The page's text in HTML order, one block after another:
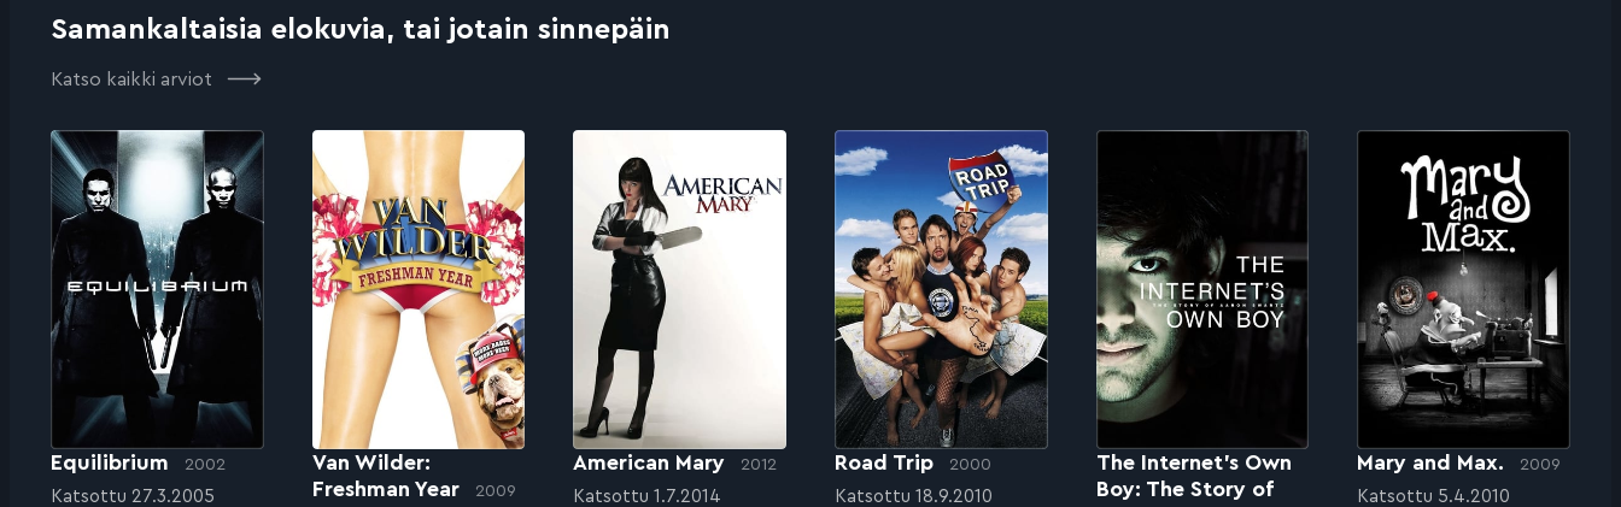
Samankaltaisia elokuvia, tai jotain sinnepäin
Katso kaikki arviot
Equilibrium 2002
Katsottu 27.3.2005
Van Wilder:
Freshman Year
2009
American Mary 2012
Katsottu 1.7.2014
Road Trip 2000
Katsottu 18.9.2010
The Internet’s Own
Boy: The Story of
Mary and Max. 2009
Katsottu 5.4.2010